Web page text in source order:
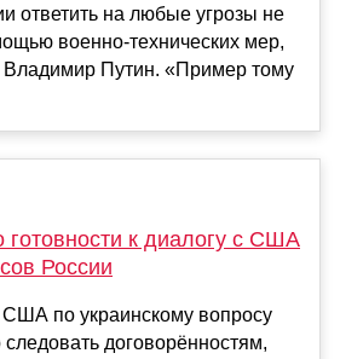
ответить на любые угрозы не
военно-технических мер,
Владимир Путин. «Пример тому
готовности к диалогу с США
России
США по украинскому вопросу
договорённостям,